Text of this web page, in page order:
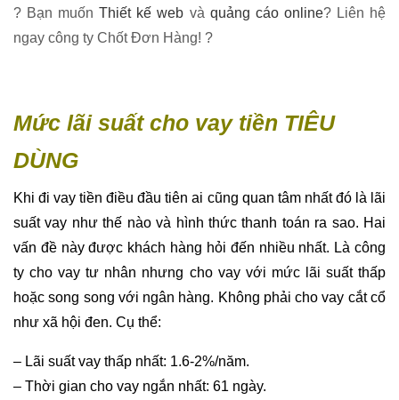
? Bạn muốnThiết kế web và quảng cáo online? Liên hệ
ngay công ty Chốt Đơn Hàng! ?
Mức lãi suất cho vay tiền TIÊU
DÙNG
Khi đi vay tiền điều đầu tiên ai cũng quan tâm nhất đó là lãi
suất vay như thế nào và hình thức thanh toán ra sao. Hai
vấn đề này được khách hàng hỏi đến nhiều nhất. Là công
ty cho vay tư nhân nhưng cho vay với mức lãi suất thấp
hoặc song song với ngân hàng. Không phải cho vay cắt cổ
như xã hội đen. Cụ thể:
– Lãi suất vay thấp nhất: 1.6-2%/năm.
– Thời gian cho vay ngắn nhất: 61 ngày.